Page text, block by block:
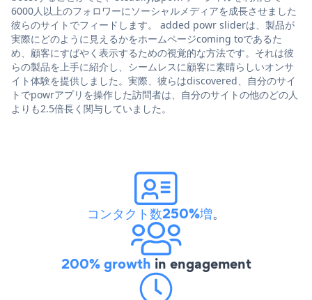
6000人以上のフォロワーにソーシャルメディアを成長させました
彼らのサイトでフィードします。 added powr sliderは、製品が
実際にどのように見えるかをホームページcoming toであるた
め、顧客にすばやく表示するための視覚的な方法です。それは彼
らの製品を上手に紹介し、シームレスに顧客に素晴らしいオンサ
イト体験を提供しました。実際、彼らはdiscovered、自分のサイ
トでpowrアプリを操作した訪問者は、自分のサイトの他のどの人
よりも2.5倍長く関与していました。
コンタクト数250%増。
200% growth in engagement